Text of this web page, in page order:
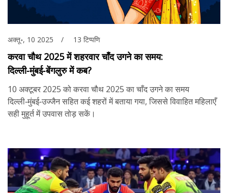
अक्तू॰, 10 2025 13 टिप्पणि
करवा चौथ 2025 में शहरवार चाँद उगने का समय:
दिल्ली‑मुंबई‑बेंगलुरु में कब?
10 अक्टूबर 2025 को करवा चौथ 2025 का चाँद उगने का समय
दिल्ली‑मुंबई‑उज्जैन सहित कई शहरों में बताया गया, जिससे विवाहित महिलाएँ
सही मुहूर्त में उपवास तोड़ सकें।